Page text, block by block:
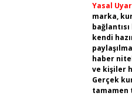
Yasal
marka,
kendi
haber
ve kişiler
Gerçek
tamamen